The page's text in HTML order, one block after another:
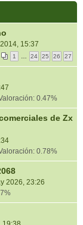
15:37
1 24 25 26 27
0.47%
de Zx
0.78%
2026, 23:26